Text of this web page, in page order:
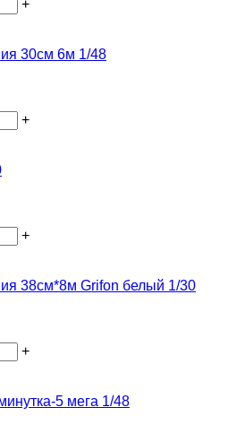
+
30см 6м 1/48
+
+
38см*8м Grifon белый 1/30
+
5 мега 1/48